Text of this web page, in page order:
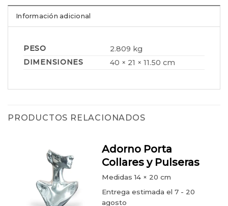
Información adicional
PESO
2.809 kg
DIMENSIONES
40 × 21 × 11.50 cm
PRODUCTOS RELACIONADOS
Adorno Porta
Collares y Pulseras
Medidas14 × 20 cm
Entrega estimada el 7 - 20
agosto